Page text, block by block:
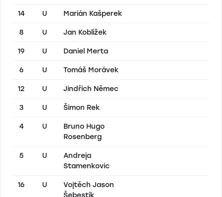
14 U Marián Kašperek
8 U Jan Koblížek
19 U Daniel Merta
6 U Tomáš Morávek
12 U Jindřich Němec
3 U Šimon Rek
4 U
Bruno Hugo
Rosenberg
5 U
Andreja
Stamenkovic
16 U
Vojtěch Jason
Šebestík